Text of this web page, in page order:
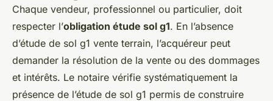
Chaque vendeur, professionnel ou particulier, doit
respecter l’obligation étude sol g1. En l’absence
d’étude de sol g1 vente terrain, l’acquéreur peut
demander la résolution de la vente ou des dommages
et intérêts. Le notaire vérifie systématiquement la
présence de l’étude de sol g1 permis de construire